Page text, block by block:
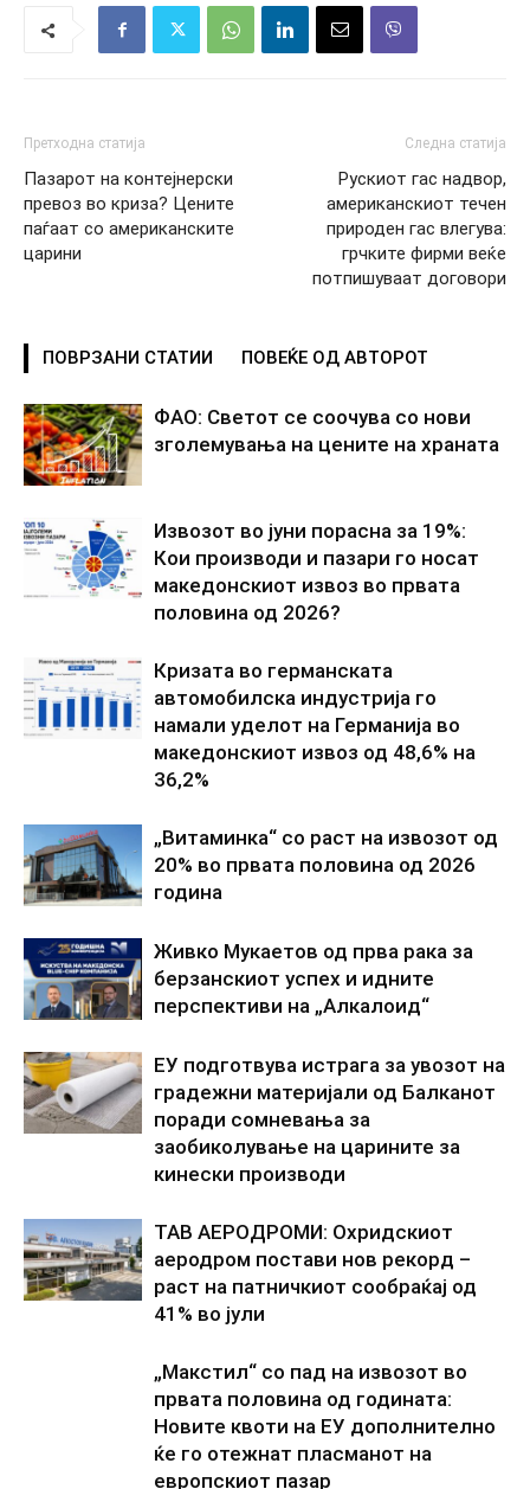
Претходна статија
Пазарот на контејнерски
превоз во криза? Цените
паѓаат со американските
царини
Следна статија
Рускиот гас надвор,
американскиот течен
природен гас влегува:
грчките фирми веќе
потпишуваат договори
ПОВРЗАНИ СТАТИИ ПОВЕЌЕ ОД АВТОРОТ
ФАО: Светот се соочува со нови
зголемувања на цените на храната
Извозот во јуни порасна за 19%:
Кои производи и пазари го носат
македонскиот извоз во првата
половина од 2026?
Кризата во германската
автомобилска индустрија го
намали уделот на Германија во
македонскиот извоз од 48,6% на
36,2%
„Витаминка“ со раст на извозот од
20% во првата половина од 2026
година
Живко Мукаетов од прва рака за
берзанскиот успех и идните
перспективи на „Алкалоид“
ЕУ подготвува истрага за увозот на
градежни материјали од Балканот
поради сомневања за
заобиколување на царините за
кинески производи
ТАВ АЕРОДРОМИ: Охридскиот
аеродром постави нов рекорд –
раст на патничкиот сообраќај од
41% во јули
„Макстил“ со пад на извозот во
првата половина од годината:
Новите квоти на ЕУ дополнително
ќе го отежнат пласманот на
европскиот пазар